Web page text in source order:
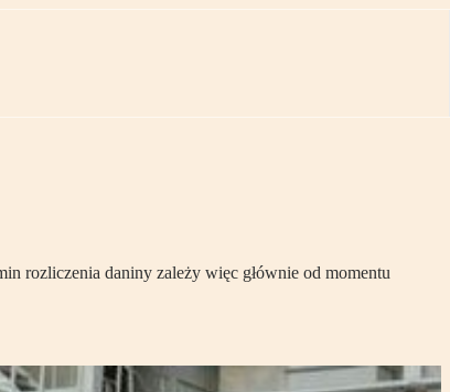
rozliczenia daniny zależy więc głównie od momentu